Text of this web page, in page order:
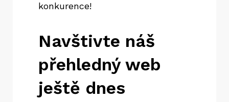
konkurence!
Navštivte náš
přehledný web
ještě dnes